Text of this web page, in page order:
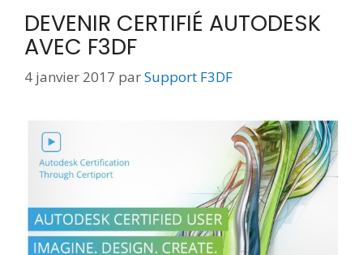
DEVENIR CERTIFIÉ AUTODESK
AVEC F3DF
4 janvier 2017 parSupport F3DF